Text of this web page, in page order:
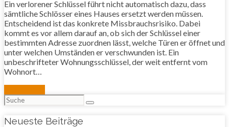
Ein verlorener Schlüssel führt nicht automatisch dazu, dass
sämtliche Schlösser eines Hauses ersetzt werden müssen.
Entscheidend ist das konkrete Missbrauchsrisiko. Dabei
kommt es vor allem darauf an, ob sich der Schlüssel einer
bestimmten Adresse zuordnen lässt, welche Türen er öffnet und
unter welchen Umständen er verschwunden ist. Ein
unbeschrifteter Wohnungsschlüssel, der weit entfernt vom
Wohnort…
Suchen
nach:
Neueste Beiträge